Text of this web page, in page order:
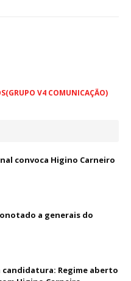
V4 COMUNICAÇÃO)
convoca Higino Carneiro
a generais do
candidatura: Regime aberto